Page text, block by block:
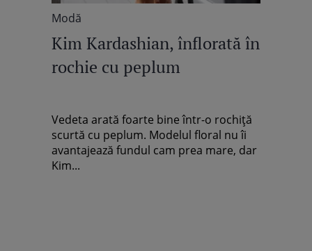
Modă
Kim Kardashian, înflorată în
rochie cu peplum
Vedeta arată foarte bine într-o rochiţă
scurtă cu peplum. Modelul floral nu îi
avantajează fundul cam prea mare, dar
Kim...